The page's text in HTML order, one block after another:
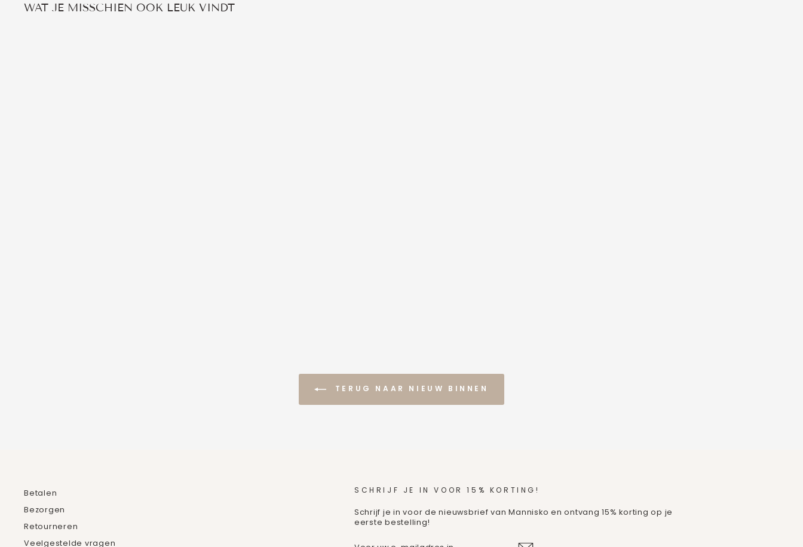
WAT JE MISSCHIEN OOK LEUK VINDT
TERUG NAAR NIEUW BINNEN
Betalen
Bezorgen
Retourneren
Veelgestelde vragen
SCHRIJF JE IN VOOR 15% KORTING!
Schrijf je in voor de nieuwsbrief van Mannisko en ontvang 15% korting op je
eerste bestelling!